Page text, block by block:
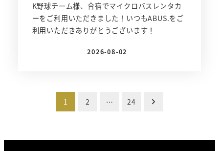
K野球チーム様、合宿でマイクロバスレンタカ
ーをご利用いただきました！いつもABUS.をご
利用いただきありがとうございます！
投稿日
2026-08-02
の
1 2 … 24